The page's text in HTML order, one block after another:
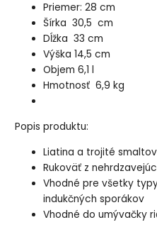
Priemer: 28 cm
Šírka 30,5 cm
Dĺžka 33 cm
Výška 14,5 cm
Objem 6,1 l
Hmotnosť 6,9 kg
Popis produktu:
Liatina a trojité
Rukoväť z
Vhodné pre všetky
indukčných sporákov
Vhodné do umývačky